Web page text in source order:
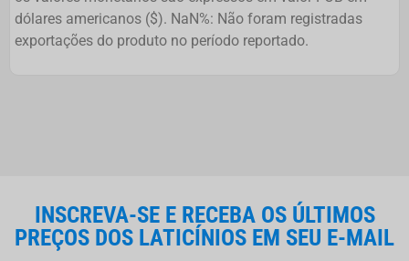
dólares americanos ($). NaN%: Não foram registradas
exportações do produto no período reportado.
INSCREVA-SE E RECEBA OS ÚLTIMOS
PREÇOS DOS LATICÍNIOS EM SEU E-MAIL